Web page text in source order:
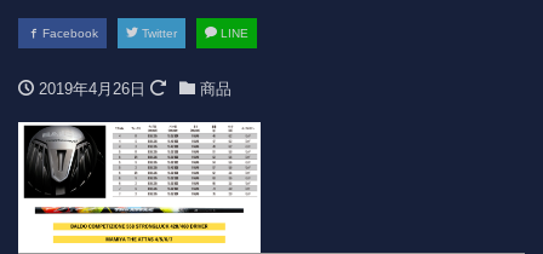
Facebook Twitter LINE
2019年4月26日 商品